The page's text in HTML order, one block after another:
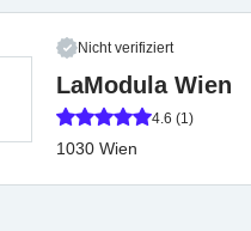
Nicht verifiziert
LaModula Wien
4.6 (1)
1030 Wien